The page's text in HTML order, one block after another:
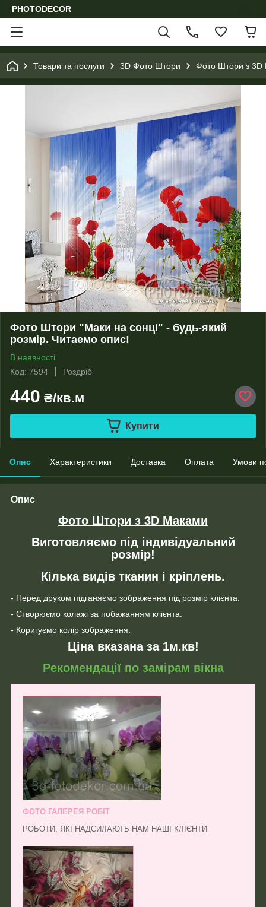
PHOTODECOR
Товари та послуги 3D Фото Штори Фото Штори з 3D
Фото Штори "Маки на сонці" - будь-який
розмір. Читаемо опис!
В наявності
Код: 7594
Роздріб
440 ₴/кв.м
Купити
Опис Характеристики Доставка Оплата Умови
Опис
Фото Штори з 3D Маками
Виготовляємо під індивідуальний
розмір!
Кілька видів тканин і кріплень.
- Перед друком підганяємо зображення під розмір клієнта.
- Створюємо колажі за побажанням клієнта.
- Коригуємо колір зображення.
Ціна вказана за 1м.кв!
Рекомендації по замірам вікна
ФОТО ГАЛЕРЕЯ РОБІТ
РОБОТИ, ЯКІ НАДСИЛАЮТЬ НАМ НАШІ КЛІЄНТИ